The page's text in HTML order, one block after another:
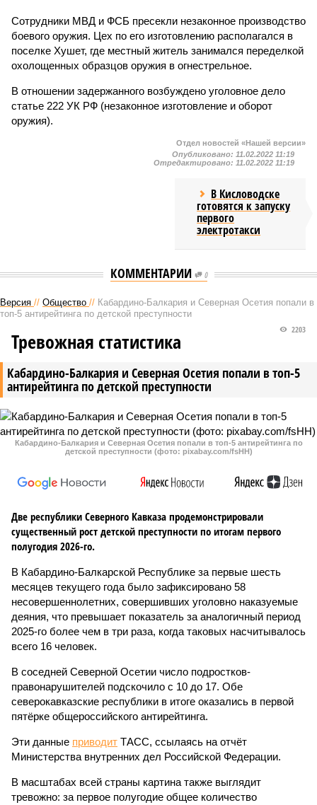
Сотрудники МВД и ФСБ пресекли незаконное производство
боевого оружия. Цех по его изготовлению располагался в
поселке Хушет, где местный житель занимался переделкой
охолощенных образцов оружия в огнестрельное.
В отношении задержанного возбуждено уголовное дело
статье 222 УК РФ (незаконное изготовление и оборот
оружия).
Отдел новостей «Нашей версии»
Опубликовано: 11.02.2022 11:19
Отредактировано: 11.02.2022 11:19
В Кисловодске
готовятся к запуску
первого
электротакси
КОММЕНТАРИИ 0
Версия // Общество // Кабардино-Балкария и Северная Осетия попали в
топ-5 антирейтинга по детской преступности
Кабардино-Балкария и Северная Осетия попали в топ-5
антирейтинга по детской преступности
2203
Тревожная статистика
Кабардино-Балкария и Северная Осетия попали в топ-5 антирейтинга по
детской преступности (фото: pixabay.com/fsHH)
Две республики Северного Кавказа продемонстрировали
существенный рост детской преступности по итогам первого
полугодия 2026-го.
В Кабардино-Балкарской Республике за первые шесть
месяцев текущего года было зафиксировано 58
несовершеннолетних, совершивших уголовно наказуемые
деяния, что превышает показатель за аналогичный период
2025-го более чем в три раза, когда таковых насчитывалось
всего 16 человек.
В соседней Северной Осетии число подростков-
правонарушителей подскочило с 10 до 17. Обе
северокавказские республики в итоге оказались в первой
пятёрке общероссийского антирейтинга.
Эти данные приводит ТАСС, ссылаясь на отчёт
Министерства внутренних дел Российской Федерации.
В масштабах всей страны картина также выглядит
тревожно: за первое полугодие общее количество